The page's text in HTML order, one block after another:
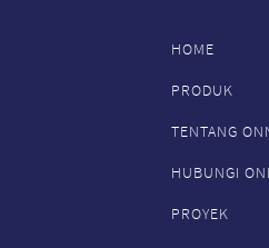
HOME
PRODUK
TENTANG
HUBUNGI
PROYEK